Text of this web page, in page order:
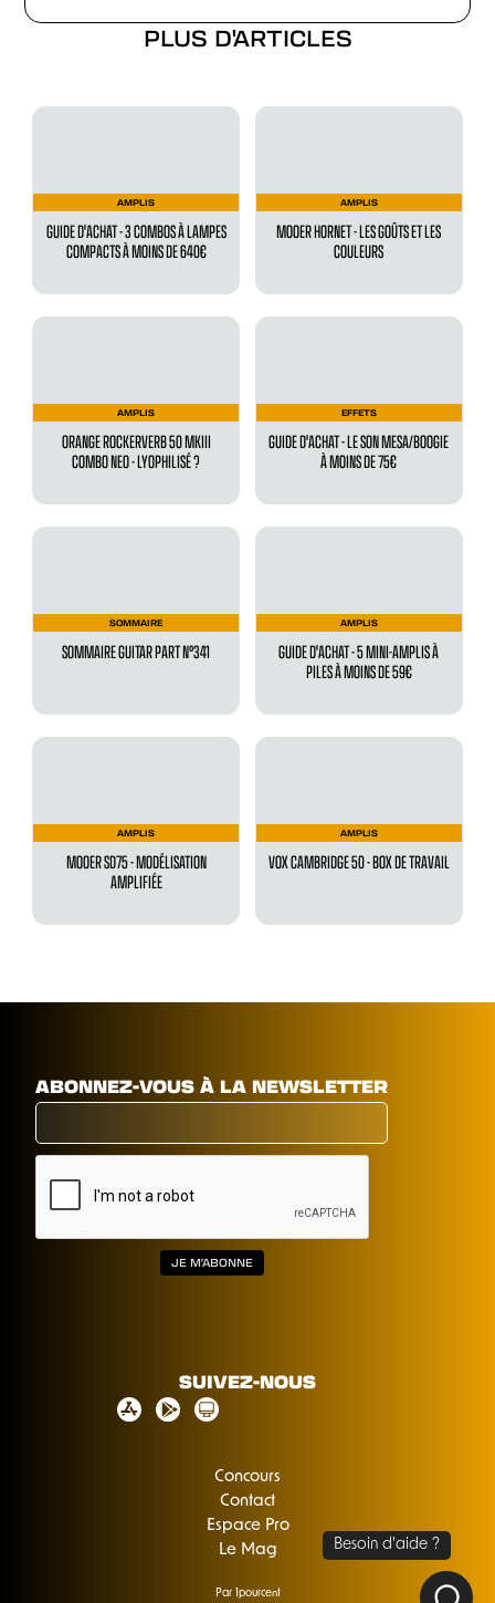
PLUS D'ARTICLES
AMPLIS
GUIDE D'ACHAT - 3 COMBOS À LAMPES
COMPACTS À MOINS DE 640€
AMPLIS
MOOER HORNET - LES GOÛTS ET LES
COULEURS
AMPLIS
ORANGE ROCKERVERB 50 MKIII
COMBO NEO - LYOPHILISÉ ?
EFFETS
GUIDE D'ACHAT - LE SON MESA/BOOGIE
À MOINS DE 75€
SOMMAIRE
SOMMAIRE GUITAR PART N°341
AMPLIS
GUIDE D'ACHAT - 5 MINI-AMPLIS À
PILES À MOINS DE 59€
AMPLIS
MOOER SD75 - MODÉLISATION
AMPLIFIÉE
AMPLIS
VOX CAMBRIDGE 50 - BOX DE TRAVAIL
ABONNEZ-VOUS À LA NEWSLETTER
SUIVEZ-NOUS
Concours
Contact
Espace Pro
Le Mag
Par 1pourcent